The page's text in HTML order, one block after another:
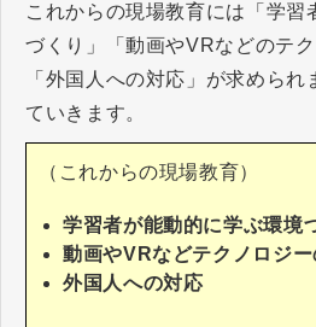
これからの現場教育には「学習
づくり」「動画やVRなどのテク
「外国人への対応」が求めら
ていきます。
（これからの現場教育）
学習者が能動的に学ぶ環境
動画やVRなどテクノロジー
外国人への対応